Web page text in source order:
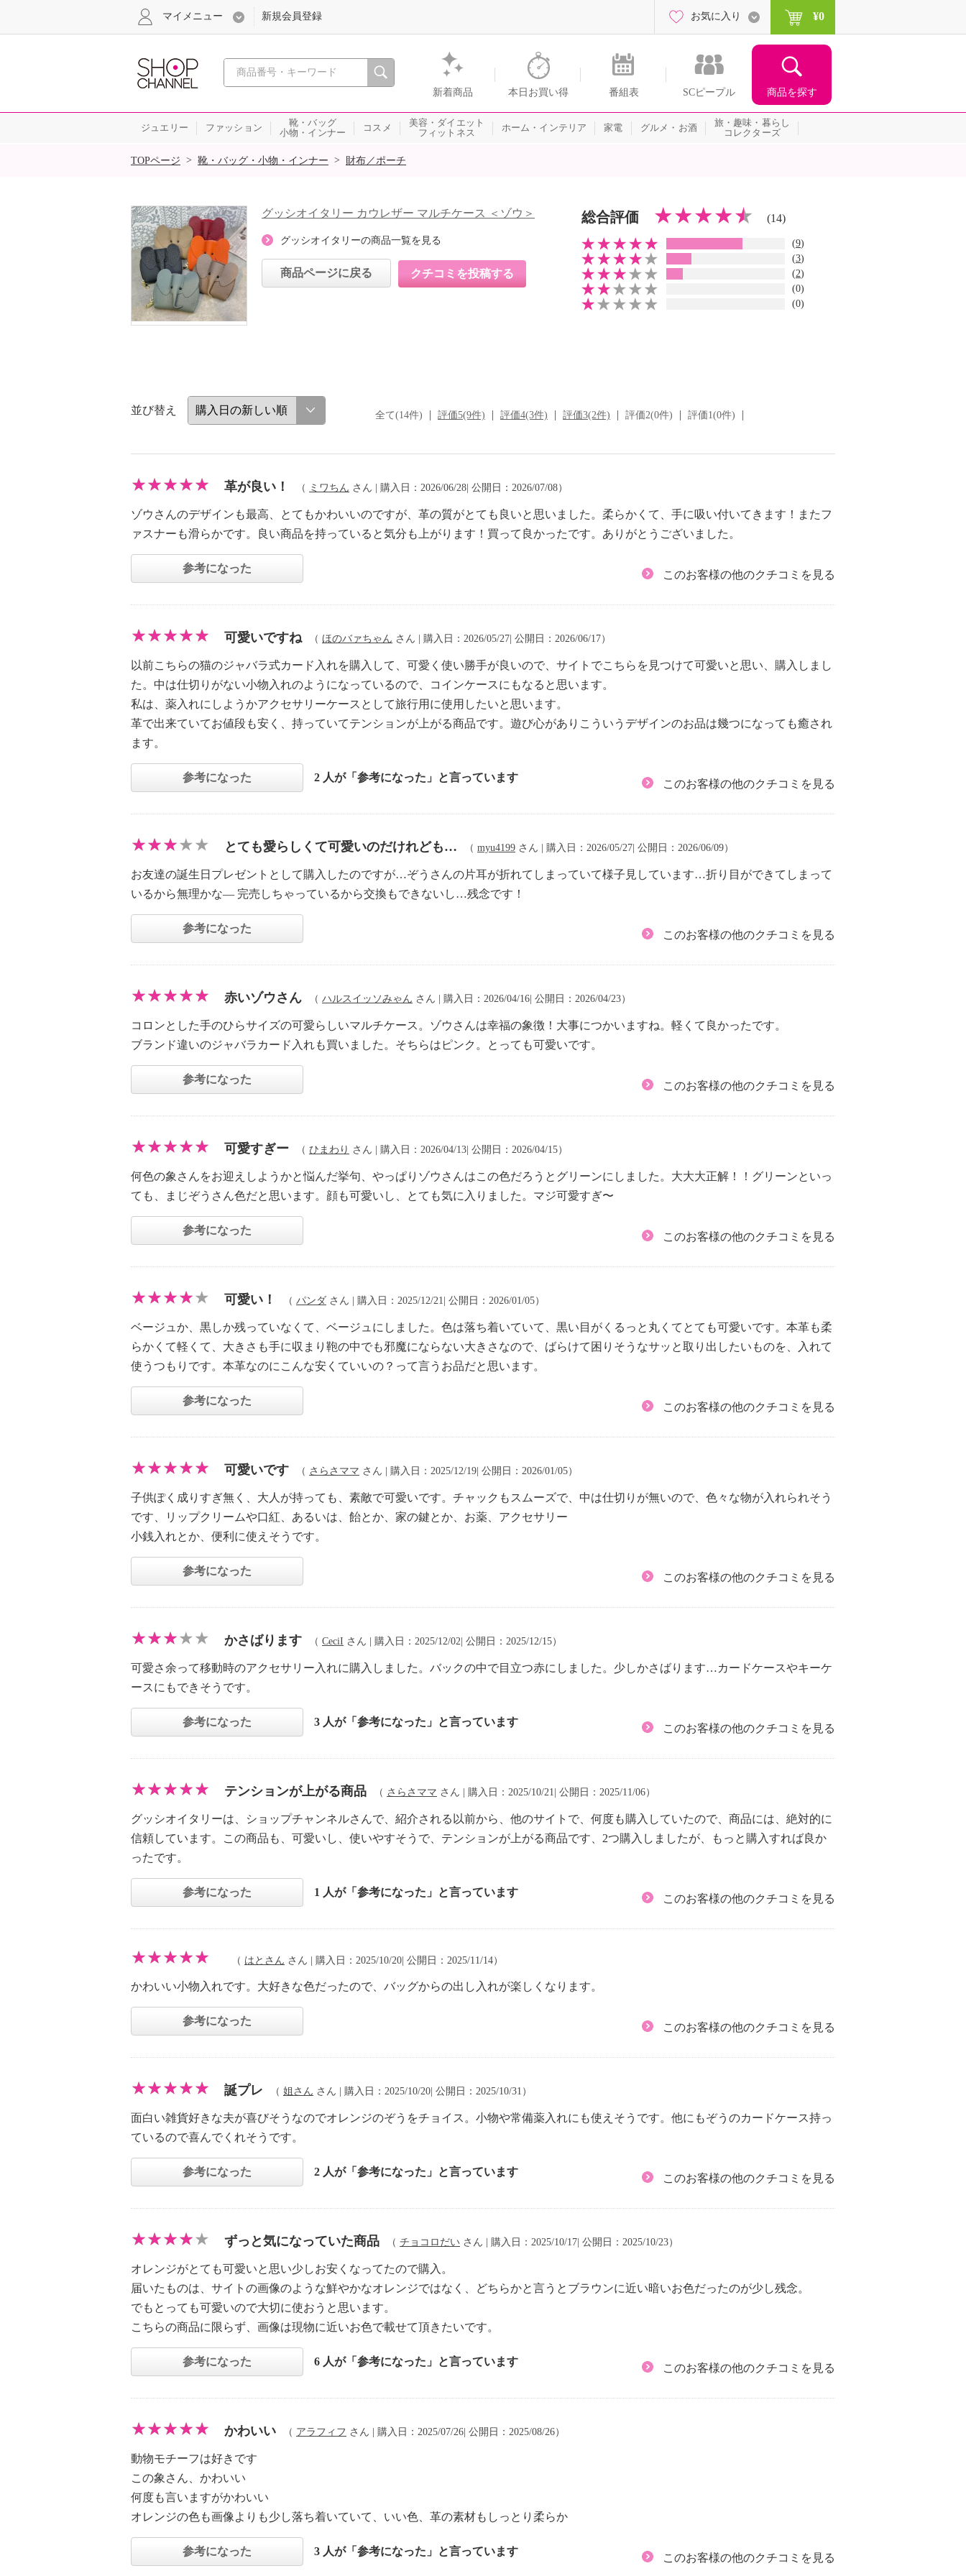
心おどる、瞬間を。通販・テレビショッピングのショップチャンネル
新着商品 本日お買い得 番組表 SCピープル 商品を探す
マイメニュー 新規会員登録 お気に入り ¥0
ジュエリー ファッション
靴・バッグ
小物・インナー
コスメ
美容・ダイエット
フィットネス
ホーム・インテリア 家電 グルメ・お酒
旅・趣味・暮らし
コレクターズ
SALE
TOPページ > 靴・バッグ・小物・インナー > 財布／ポーチ
グッシオイタリー カウレザー マルチケース ＜ゾウ＞
グッシオイタリーの商品一覧を見る
商品ページに戻る クチコミを投稿する
総合評価 (14)
(9)
(3)
(2)
(0)
(0)
並び替え 全て(14件) 評価5(9件) 評価4(3件) 評価3(2件) 評価2(0件) 評価1(0件)
革が良い！ （ ミワちん さん | 購入日：2026/06/28| 公開日：2026/07/08）
ゾウさんのデザインも最高、とてもかわいいのですが、革の質がとても良いと思いました。柔らかくて、手に吸い付いてきます！またフ
ァスナーも滑らかです。良い商品を持っていると気分も上がります！買って良かったです。ありがとうございました。
参考になった
このお客様の他のクチコミを見る
可愛いですね （ ほのバァちゃん さん | 購入日：2026/05/27| 公開日：2026/06/17）
以前こちらの猫のジャバラ式カード入れを購入して、可愛く使い勝手が良いので、サイトでこちらを見つけて可愛いと思い、購入しまし
た。中は仕切りがない小物入れのようになっているので、コインケースにもなると思います。
私は、薬入れにしようかアクセサリーケースとして旅行用に使用したいと思います。
革で出来ていてお値段も安く、持っていてテンションが上がる商品です。遊び心がありこういうデザインのお品は幾つになっても癒され
ます。
参考になった 2 人が「参考になった」と言っています
このお客様の他のクチコミを見る
とても愛らしくて可愛いのだけれども… （ myu4199 さん | 購入日：2026/05/27| 公開日：2026/06/09）
お友達の誕生日プレゼントとして購入したのですが…ぞうさんの片耳が折れてしまっていて様子見しています…折り目ができてしまって
いるから無理かな— 完売しちゃっているから交換もできないし…残念です！
参考になった
このお客様の他のクチコミを見る
赤いゾウさん （ ハルスイッソみゃん さん | 購入日：2026/04/16| 公開日：2026/04/23）
コロンとした手のひらサイズの可愛らしいマルチケース。ゾウさんは幸福の象徴！大事につかいますね。軽くて良かったです。
ブランド違いのジャバラカード入れも買いました。そちらはピンク。とっても可愛いです。
参考になった
このお客様の他のクチコミを見る
可愛すぎー （ ひまわり さん | 購入日：2026/04/13| 公開日：2026/04/15）
何色の象さんをお迎えしようかと悩んだ挙句、やっぱりゾウさんはこの色だろうとグリーンにしました。大大大正解！！グリーンといっ
ても、まじぞうさん色だと思います。顔も可愛いし、とても気に入りました。マジ可愛すぎ〜
参考になった
このお客様の他のクチコミを見る
可愛い！ （ パンダ さん | 購入日：2025/12/21| 公開日：2026/01/05）
ベージュか、黒しか残っていなくて、ベージュにしました。色は落ち着いていて、黒い目がくるっと丸くてとても可愛いです。本革も柔
らかくて軽くて、大きさも手に収まり鞄の中でも邪魔にならない大きさなので、ばらけて困りそうなサッと取り出したいものを、入れて
使うつもりです。本革なのにこんな安くていいの？って言うお品だと思います。
参考になった
このお客様の他のクチコミを見る
可愛いです （ さらさママ さん | 購入日：2025/12/19| 公開日：2026/01/05）
子供ぽく成りすぎ無く、大人が持っても、素敵で可愛いです。チャックもスムーズで、中は仕切りが無いので、色々な物が入れられそう
です、リップクリームや口紅、あるいは、飴とか、家の鍵とか、お薬、アクセサリー
小銭入れとか、便利に使えそうです。
参考になった
このお客様の他のクチコミを見る
かさばります （ CeciI さん | 購入日：2025/12/02| 公開日：2025/12/15）
可愛さ余って移動時のアクセサリー入れに購入しました。バックの中で目立つ赤にしました。少しかさばります…カードケースやキーケ
ースにもできそうです。
参考になった 3 人が「参考になった」と言っています
このお客様の他のクチコミを見る
テンションが上がる商品 （ さらさママ さん | 購入日：2025/10/21| 公開日：2025/11/06）
グッシオイタリーは、ショップチャンネルさんで、紹介される以前から、他のサイトで、何度も購入していたので、商品には、絶対的に
信頼しています。この商品も、可愛いし、使いやすそうで、テンションが上がる商品です、2つ購入しましたが、もっと購入すれば良か
ったです。
参考になった 1 人が「参考になった」と言っています
このお客様の他のクチコミを見る
（ はとさん さん | 購入日：2025/10/20| 公開日：2025/11/14）
かわいい小物入れです。大好きな色だったので、バッグからの出し入れが楽しくなります。
参考になった
このお客様の他のクチコミを見る
誕プレ （ 姐さん さん | 購入日：2025/10/20| 公開日：2025/10/31）
面白い雑貨好きな夫が喜びそうなのでオレンジのぞうをチョイス。小物や常備薬入れにも使えそうです。他にもぞうのカードケース持っ
ているので喜んでくれそうです。
参考になった 2 人が「参考になった」と言っています
このお客様の他のクチコミを見る
ずっと気になっていた商品 （ チョコロだい さん | 購入日：2025/10/17| 公開日：2025/10/23）
オレンジがとても可愛いと思い少しお安くなってたので購入。
届いたものは、サイトの画像のような鮮やかなオレンジではなく、どちらかと言うとブラウンに近い暗いお色だったのが少し残念。
でもとっても可愛いので大切に使おうと思います。
こちらの商品に限らず、画像は現物に近いお色で載せて頂きたいです。
参考になった 6 人が「参考になった」と言っています
このお客様の他のクチコミを見る
かわいい （ アラフィフ さん | 購入日：2025/07/26| 公開日：2025/08/26）
動物モチーフは好きです
この象さん、かわいい
何度も言いますがかわいい
オレンジの色も画像よりも少し落ち着いていて、いい色、革の素材もしっとり柔らか
参考になった 3 人が「参考になった」と言っています
このお客様の他のクチコミを見る